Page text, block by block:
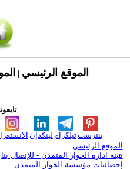
الموقع الرئيسي
لينكدإن تيلكرامبنترست
الموقع الرئيسي
هيئة ادارة الحوار المتمدن - للإتصال بنا
إحصائيات مؤسسة الحوار المتمدن